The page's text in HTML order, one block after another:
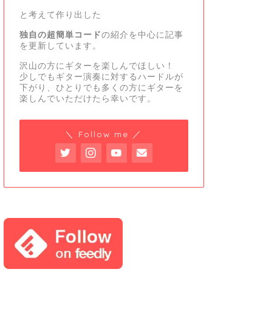
と考えて作り出した
独自の超簡単コードの紹介を中心に記事
を更新しています。
沢山の方にギターを楽しんでほしい！
少しでもギター演奏に対するハードルが
下がり、ひとりでも多くの方にギターを
楽しんでいただけたら幸いです。
＼ Follow me ／